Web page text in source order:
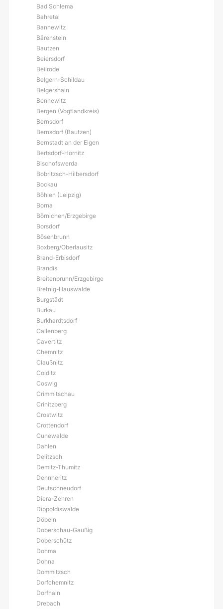
Bad Schlema
Bahretal
Bannewitz
Bärenstein
Bautzen
Beiersdorf
Beilrode
Belgern-Schildau
Belgershain
Bennewitz
Bergen (Vogtlandkreis)
Bernsdorf
Bernsdorf (Bautzen)
Bernstadt an der Eigen
Bertsdorf-Hörnitz
Bischofswerda
Bobritzsch-Hilbersdorf
Bockau
Böhlen (Leipzig)
Borna
Börnichen/Erzgebirge
Borsdorf
Bösenbrunn
Boxberg/Oberlausitz
Brand-Erbisdorf
Brandis
Breitenbrunn/Erzgebirge
Bretnig-Hauswalde
Burgstädt
Burkau
Burkhardtsdorf
Callenberg
Cavertitz
Chemnitz
Claußnitz
Colditz
Coswig
Crimmitschau
Crinitzberg
Crostwitz
Crottendorf
Cunewalde
Dahlen
Delitzsch
Demitz-Thumitz
Dennheritz
Deutschneudorf
Diera-Zehren
Dippoldiswalde
Döbeln
Doberschau-Gaußig
Doberschütz
Dohma
Dohna
Dommitzsch
Dorfchemnitz
Dorfhain
Drebach